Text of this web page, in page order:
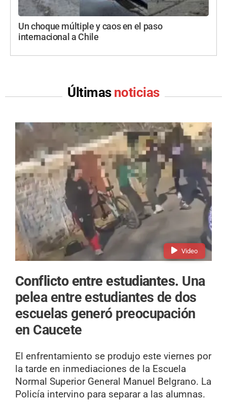
Un choque múltiple y caos en el paso
internacional a Chile
Últimas noticias
Video
Conflicto entre estudiantes. Una
pelea entre estudiantes de dos
escuelas generó preocupación
en Caucete
El enfrentamiento se produjo este viernes por
la tarde en inmediaciones de la Escuela
Normal Superior General Manuel Belgrano. La
Policía intervino para separar a las alumnas.